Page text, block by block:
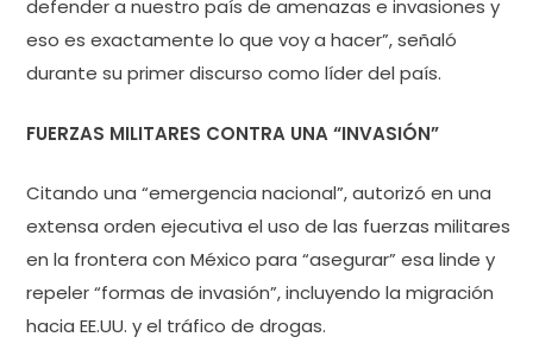
defender a nuestro país de amenazas e invasiones y
eso es exactamente lo que voy a hacer”, señaló
durante su primer discurso como líder del país.
FUERZAS MILITARES CONTRA UNA “INVASIÓN”
Citando una “emergencia nacional”, autorizó en una
extensa orden ejecutiva el uso de las fuerzas militares
en la frontera con México para “asegurar” esa linde y
repeler “formas de invasión”, incluyendo la migración
hacia EE.UU. y el tráfico de drogas.